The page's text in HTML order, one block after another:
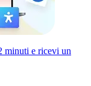
minuti e ricevi un